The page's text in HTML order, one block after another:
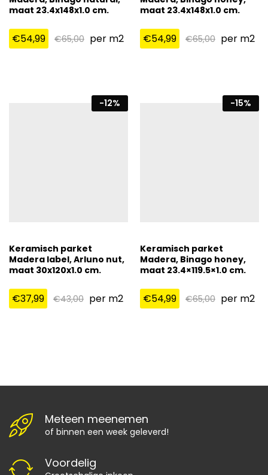
maat 23.4x148x1.0 cm.
€54,99 €65,00 per m2
maat 23.4x148x1.0 cm.
€54,99 €65,00 per m2
-12%
Keramisch parket
Madera label, Arluno nut,
maat 30x120x1.0 cm.
€37,99 €43,00 per m2
-15%
Keramisch parket
Madera, Binago honey,
maat 23.4×119.5×1.0 cm.
€54,99 €65,00 per m2
Meteen meenemen
of binnen een week geleverd!
Voordelig